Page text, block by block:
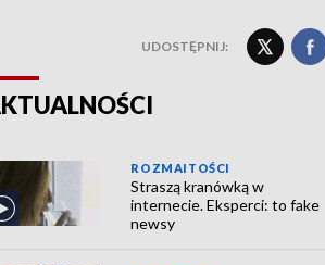
UDOSTĘPNIJ:
ROZMAITOŚCI
Straszą kranówką w
internecie. Eksperci: to fake
newsy